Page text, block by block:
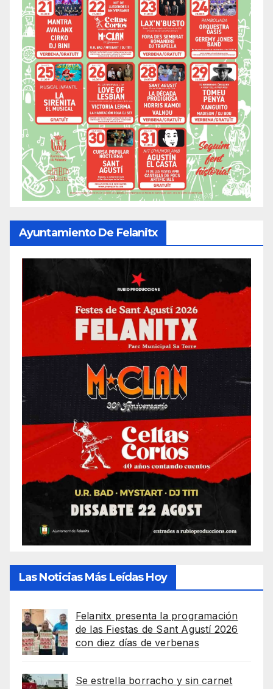
Ayuntamiento De Felanitx
Las Noticias Más Leídas Hoy
Felanitx presenta la programación
de las Fiestas de Sant Agustí 2026
con diez días de verbenas
Se estrella borracho y sin carnet